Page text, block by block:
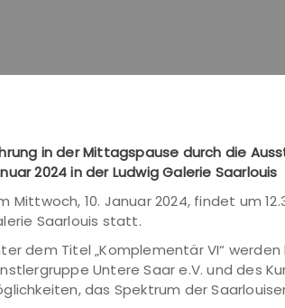
in der Mittagspause durch die
2024 in der Ludwig Galerie Saarlouis
Mittwoch, 10. Januar 2024, findet um
Saarlouis statt.
dem Titel „Komplementär VI“
Untere Saar e.V. und des
das Spektrum der